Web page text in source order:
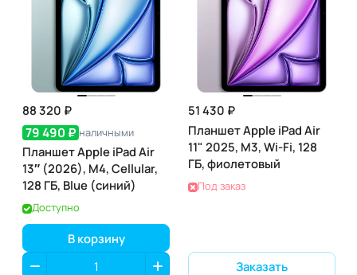
88 320 ₽
79 490 ₽ наличными
Планшет Apple iPad Air
13″ (2026), M4, Cellular,
128 ГБ, Blue (синий)
Доступно
В корзину
51 430 ₽
Планшет Apple iPad Air
11" 2025, M3, Wi-Fi, 128
ГБ, фиолетовый
Под заказ
Заказать